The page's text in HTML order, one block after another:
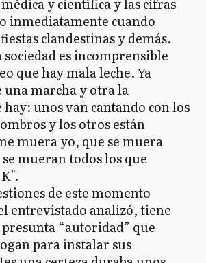
y científica y las cifras
inmediatamente cuando
clandestinas y demás.
sociedad es incomprensible
que hay mala leche. Ya
una marcha y otra la
unos van cantando con los
y los otros están
muera yo, que se muera
mueran todos los que
de este momento
entrevistado analizó, tiene
“autoridad” que
para instalar sus